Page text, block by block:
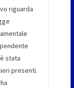
riguarda
stata
presenti.